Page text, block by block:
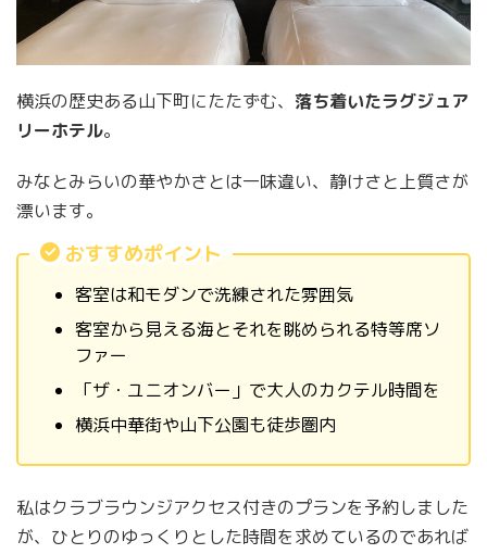
横浜の歴史ある山下町にたたずむ、 落ち着いたラグジュア
リーホテル。
みなとみらいの華やかさとは一味違い、静けさと上質さが
漂います。
おすすめポイント
客室は和モダンで洗練された雰囲気
客室から見える海とそれを眺められる特等席ソ
ファー
「ザ・ユニオンバー」で大人のカクテル時間を
横浜中華街や山下公園も徒歩圏内
私はクラブラウンジアクセス付きのプランを予約しました
が、ひとりのゆっくりとした時間を求めているのであれば